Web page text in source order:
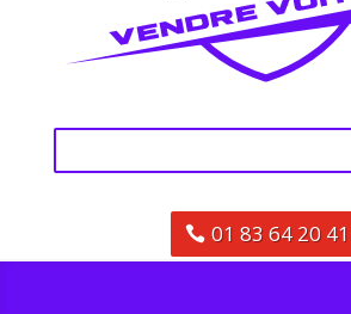
01 83 64 20 41